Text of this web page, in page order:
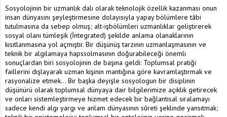
Sosyolojinin bir uzmanlık dalı olarak teknolojik özellik kazanması onun
insan dünyasını şeyleştirmesine dolayısıyla yapay bölümlere tâbi
tutulmasına da sebep olmuş; alt-işbölümleri uzmanlıklar geliştirerek
sosyal olanı tümleşik (İntegrated) şekilde anlama olanaklarının
kısıtlanmasına yol açmıştır. Bir düşünüş tarzının uzmanlaşmasının ve
teknik bir algılamaya hapssolmasının doğurabileceği önemli
sonuçlardan biri sosyolojinin de başına geldi: Toplumsal pratiği
faillerini dışlayarak uzman kişinin mantığına göre kavramlaştırmak ve
rasyonalize etmek... Bir başka deyişle sosyologun bir disiplinin
düşünürü olarak toplumsal dünyaya dair bilgilerimize açıklık getirecek
ve onları sistemleştirmeye hizmet edecek bir bağlantısal sıralamayı
sadece kendi algı yargı ve anlam dünyasının sûreti şeklinde yansıtmak;